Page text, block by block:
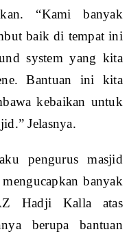
“Kami banyak
baik di tempat ini
system yang kita
Bantuan ini kita
kebaikan untuk
Jelasnya.
pengurus masjid
banyak
Hadji Kalla atas
berupa bantuan